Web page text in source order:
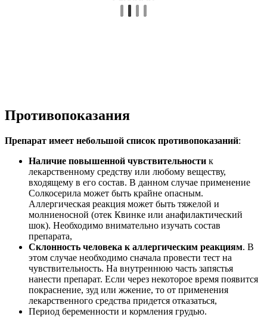
Противопоказания
Препарат имеет небольшой список противопоказаний:
Наличие повышенной чувствительности к
лекарственному средству или любому веществу,
входящему в его состав. В данном случае применение
Солкосерила может быть крайне опасным.
Аллергическая реакция может быть тяжелой и
молниеносной (отек Квинке или анафилактический
шок). Необходимо внимательно изучать состав
препарата,
Склонность человека к аллергическим реакциям. В
этом случае необходимо сначала провести тест на
чувствительность. На внутреннюю часть запястья
нанести препарат. Если через некоторое время появится
покраснение, зуд или жжение, то от применения
лекарственного средства придется отказаться,
Период беременности и кормления грудью.